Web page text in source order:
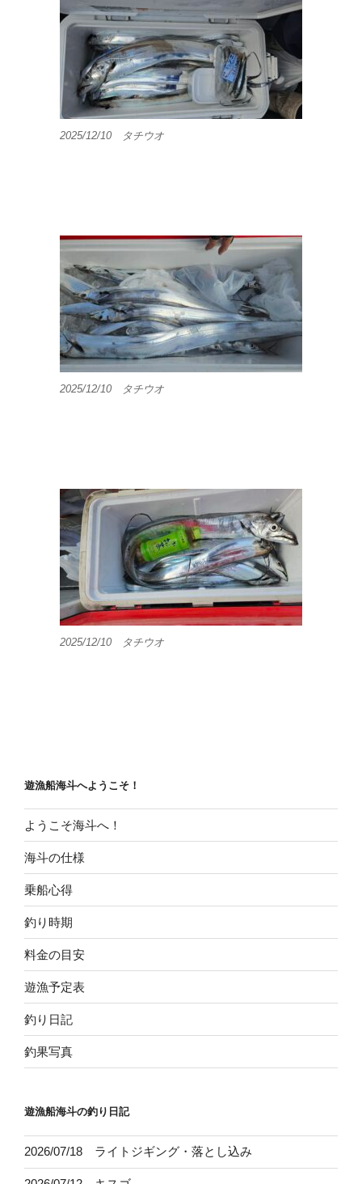
2025/12/10 タチウオ
2025/12/10 タチウオ
2025/12/10 タチウオ
遊漁船海斗へようこそ！
ようこそ海斗へ！
海斗の仕様
乗船心得
釣り時期
料金の目安
遊漁予定表
釣り日記
釣果写真
遊漁船海斗の釣り日記
2026/07/18 ライトジギング・落とし込み